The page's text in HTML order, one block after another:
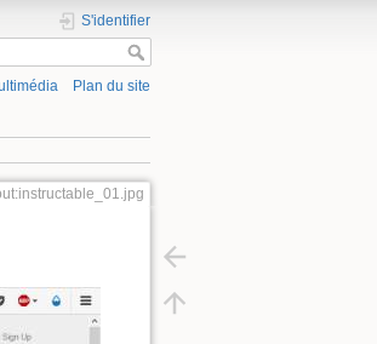
S'identifier
Plan du site